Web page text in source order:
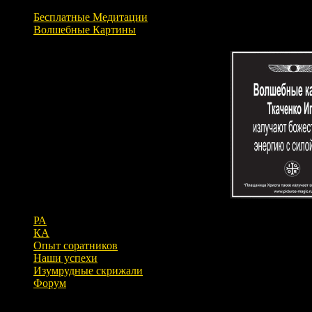
Бесплатные Медитации
Волшебные Картины
РА
КА
Опыт соратников
Наши успехи
Изумрудные скрижали
Форум